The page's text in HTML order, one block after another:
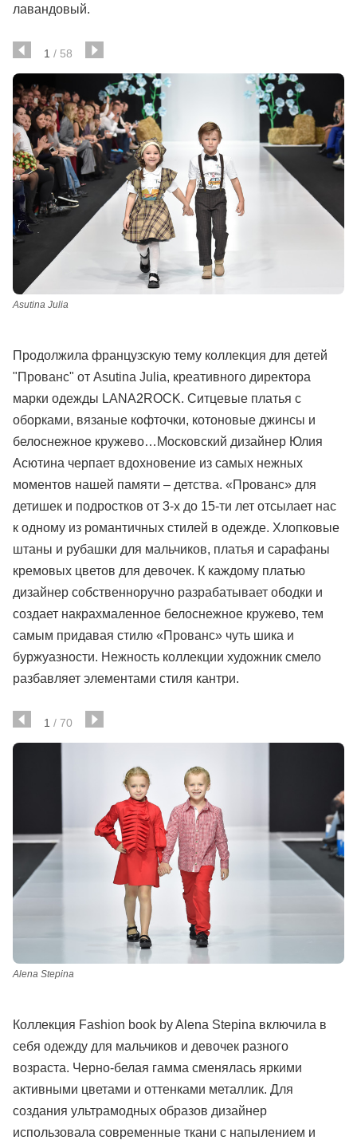
лавандовый.
1 / 58
Asutina Julia
Продолжила французскую тему коллекция для детей
"Прованс" от Asutina Julia, креативного директора
марки одежды LANA2ROCK. Ситцевые платья с
оборками, вязаные кофточки, котоновые джинсы и
белоснежное кружево…Московский дизайнер Юлия
Асютина черпает вдохновение из самых нежных
моментов нашей памяти – детства. «Прованс» для
детишек и подростков от 3-х до 15-ти лет отсылает нас
к одному из романтичных стилей в одежде. Хлопковые
штаны и рубашки для мальчиков, платья и сарафаны
кремовых цветов для девочек. К каждому платью
дизайнер собственноручно разрабатывает ободки и
создает накрахмаленное белоснежное кружево, тем
самым придавая стилю «Прованс» чуть шика и
буржуазности. Нежность коллекции художник смело
разбавляет элементами стиля кантри.
1 / 70
Alena Stepina
Коллекция Fashion book by Alena Stepina включила в
себя одежду для мальчиков и девочек разного
возраста. Черно-белая гамма сменялась яркими
активными цветами и оттенками металлик. Для
создания ультрамодных образов дизайнер
использовала современные ткани с напылением и